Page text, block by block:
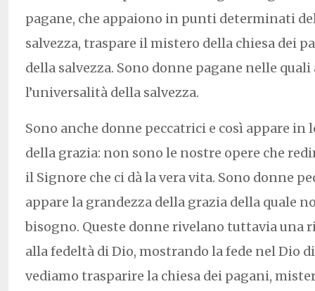
pagane, che appaiono in punti determinati
salvezza, traspare il mistero della chiesa dei
della salvezza. Sono donne pagane nelle
l’universalità della salvezza.
Sono anche donne peccatrici e così appare in
della grazia: non sono le nostre opere che
il Signore che ci dà la vera vita. Sono donne
appare la grandezza della grazia della quale
bisogno. Queste donne rivelano tuttavia una
alla fedeltà di Dio, mostrando la fede nel Dio di
vediamo trasparire la chiesa dei pagani,